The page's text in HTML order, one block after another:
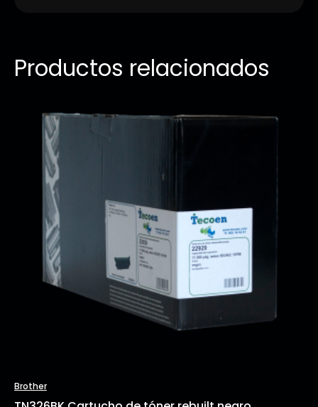
Productos relacionados
Brother